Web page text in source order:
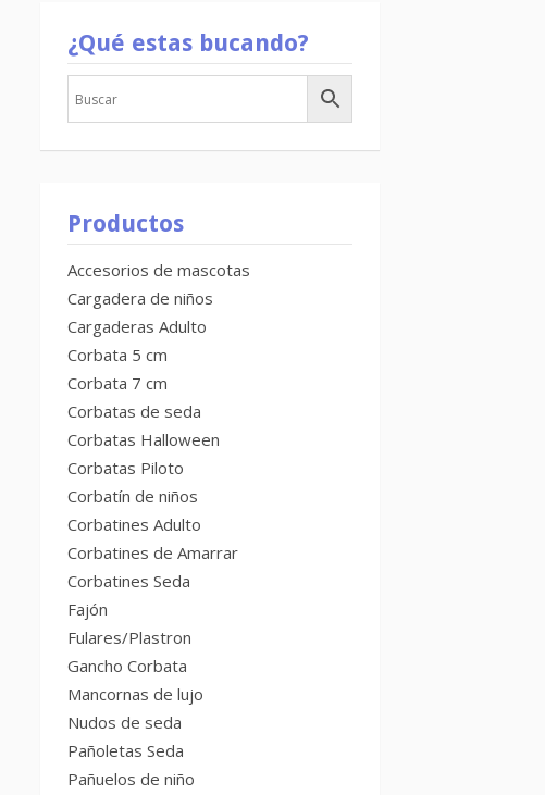
¿Qué estas bucando?
Productos
Accesorios de mascotas
Cargadera de niños
Cargaderas Adulto
Corbata 5 cm
Corbata 7 cm
Corbatas de seda
Corbatas Halloween
Corbatas Piloto
Corbatín de niños
Corbatines Adulto
Corbatines de Amarrar
Corbatines Seda
Fajón
Fulares/Plastron
Gancho Corbata
Mancornas de lujo
Nudos de seda
Pañoletas Seda
Pañuelos de niño